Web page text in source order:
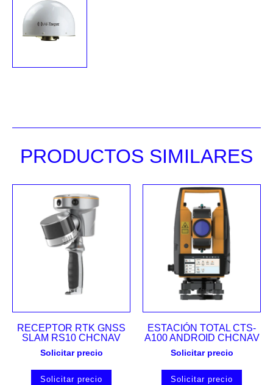
AT-45101CP HI-
TARGET
Solicitar precio
PRODUCTOS SIMILARES
RECEPTOR RTK GNSS
SLAM RS10 CHCNAV
Solicitar precio
Solicitar precio
ESTACIÓN TOTAL CTS-
A100 ANDROID CHCNAV
Solicitar precio
Solicitar precio